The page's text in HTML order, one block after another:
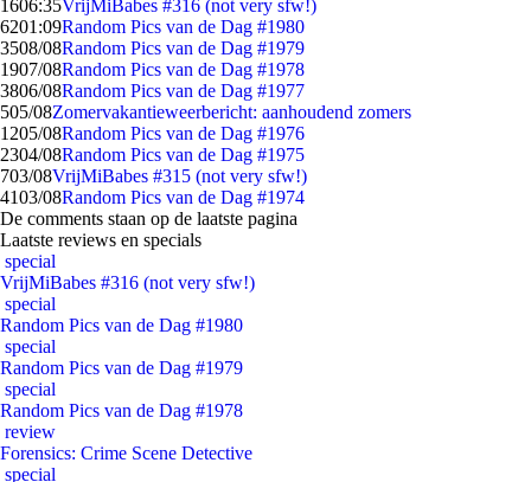
1606:35VrijMiBabes #316 (not very sfw!)
6201:09Random Pics van de Dag #1980
3508/08Random Pics van de Dag #1979
1907/08Random Pics van de Dag #1978
3806/08Random Pics van de Dag #1977
505/08Zomervakantieweerbericht: aanhoudend zomers
1205/08Random Pics van de Dag #1976
2304/08Random Pics van de Dag #1975
703/08VrijMiBabes #315 (not very sfw!)
4103/08Random Pics van de Dag #1974
De comments staan op de laatste pagina
Laatste reviews en specials
special
VrijMiBabes #316 (not very sfw!)
special
Random Pics van de Dag #1980
special
Random Pics van de Dag #1979
special
Random Pics van de Dag #1978
review
Forensics: Crime Scene Detective
special